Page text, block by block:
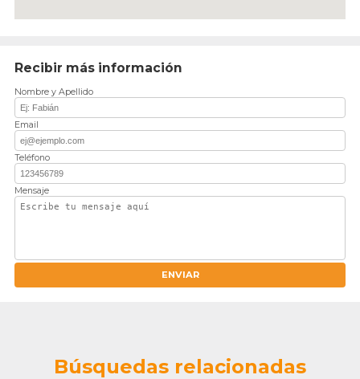
Recibir más información
Nombre y Apellido
Email
Teléfono
Mensaje
ENVIAR
Búsquedas relacionadas